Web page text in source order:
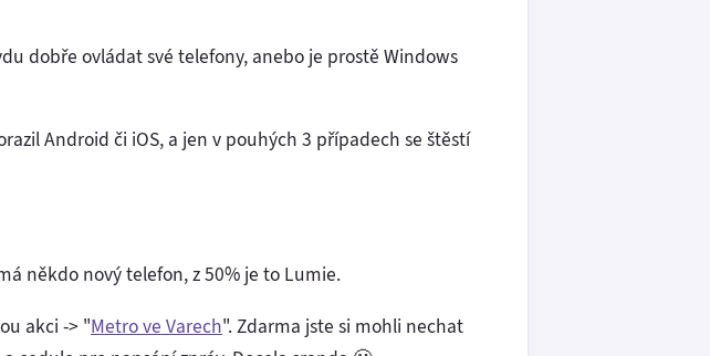
dobře ovládat své telefony, anebo je prostě Windows
Android či iOS, a jen v pouhých 3 případech se štěstí
někdo nový telefon, z 50% je to Lumie.
akci -> "Metro ve Varech". Zdarma jste si mohli nechat